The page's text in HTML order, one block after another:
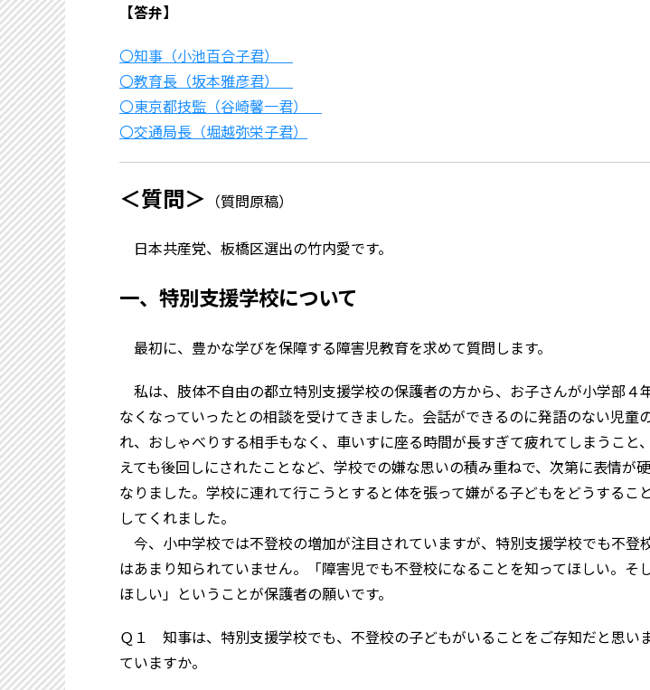
【答弁】
〇知事（小池百合子君）
〇教育長（坂本雅彦君）
〇東京都技監（谷崎馨一君）
〇交通局長（堀越弥栄子君）
＜質問＞ （質問原稿）
日本共産党、板橋区選出の竹内愛です。
一、特別支援学校について
最初に、豊かな学びを保障する障害児教育を求めて質問します。
私は、肢体不自由の都立特別支援学校の保護者の方から、お子さんが小学部４
なくなっていったとの相談を受けてきました。会話ができるのに発語のない児童
れ、おしゃべりする相手もなく、車いすに座る時間が長すぎて疲れてしまうこと
えても後回しにされたことなど、学校での嫌な思いの積み重ねで、次第に表情が
なりました。学校に連れて行こうとすると体を張って嫌がる子どもをどうするこ
してくれました。
今、小中学校では不登校の増加が注目されていますが、特別支援学校でも不登
はあまり知られていません。「障害児でも不登校になることを知ってほしい。そ
ほしい」ということが保護者の願いです。
Ｑ１ 知事は、特別支援学校でも、不登校の子どもがいることをご存知だと思い
ていますか。